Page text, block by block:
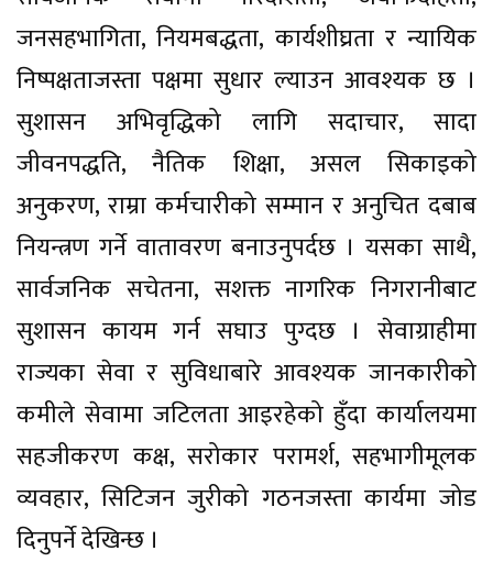
जनसहभागिता, नियमबद्धता, कार्यशीघ्रता र न्यायिक
निष्पक्षताजस्ता पक्षमा सुधार ल्याउन आवश्यक छ ।
सुशासन अभिवृद्धिको लागि सदाचार, सादा
जीवनपद्धति, नैतिक शिक्षा, असल सिकाइको
अनुकरण, राम्रा कर्मचारीको सम्मान र अनुचित दबाब
नियन्त्रण गर्ने वातावरण बनाउनुपर्दछ । यसका साथै,
सार्वजनिक सचेतना, सशक्त नागरिक निगरानीबाट
सुशासन कायम गर्न सघाउ पुग्दछ । सेवाग्राहीमा
राज्यका सेवा र सुविधाबारे आवश्यक जानकारीको
कमीले सेवामा जटिलता आइरहेको हुँदा कार्यालयमा
सहजीकरण कक्ष, सरोकार परामर्श, सहभागीमूलक
व्यवहार, सिटिजन जुरीको गठनजस्ता कार्यमा जोड
दिनुपर्ने देखिन्छ ।